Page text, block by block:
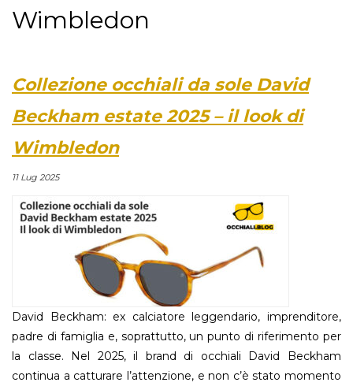
Wimbledon
Collezione occhiali da sole David
Beckham estate 2025 – il look di
Wimbledon
11 Lug 2025
David Beckham: ex calciatore leggendario, imprenditore,
padre di famiglia e, soprattutto, un punto di riferimento per
la classe. Nel 2025, il brand di occhiali David Beckham
continua a catturare l’attenzione, e non c’è stato momento